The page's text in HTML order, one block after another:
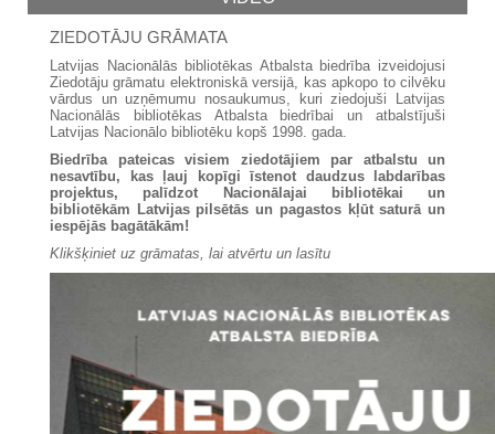
ZIEDOTĀJU GRĀMATA
Latvijas Nacionālās bibliotēkas Atbalsta biedrība izveidojusi
Ziedotāju grāmatu elektroniskā versijā, kas apkopo to cilvēku
vārdus un uzņēmumu nosaukumus, kuri ziedojuši Latvijas
Nacionālās bibliotēkas Atbalsta biedrībai un atbalstījuši
Latvijas Nacionālo bibliotēku kopš 1998. gada.
Biedrība pateicas visiem ziedotājiem par atbalstu un
nesavtību, kas ļauj kopīgi īstenot daudzus labdarības
projektus, palīdzot Nacionālajai bibliotēkai un
bibliotēkām Latvijas pilsētās un pagastos kļūt saturā un
iespējās bagātākām!
Klikšķiniet uz grāmatas, lai atvērtu un lasītu